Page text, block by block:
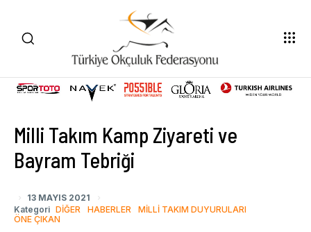
Milli Takım Kamp Ziyareti ve
Bayram Tebriği
13 MAYIS 2021
Kategori DIĞER HABERLER
MILLI TAKIM DUYURULARI
ÖNE ÇIKAN